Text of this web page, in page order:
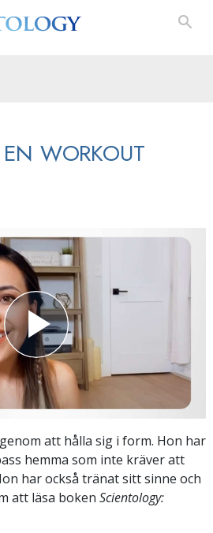
WORKOUT
att hålla sig i form. Hon har
hemma som inte kräver att
har också tränat sitt sinne och
att läsa boken Scientology: